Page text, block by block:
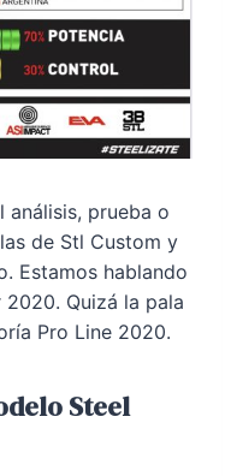
análisis, prueba o
de Stl Custom y
Estamos hablando
Quizá la pala
Pro Line 2020.
Steel